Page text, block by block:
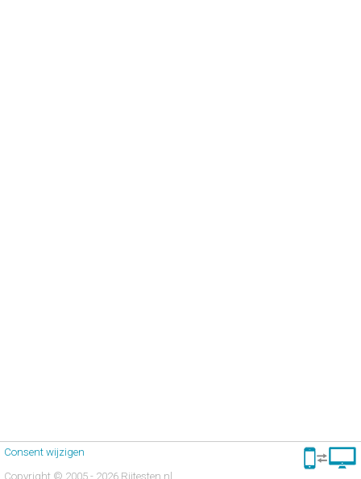
Consent wijzigen
Copyright © 2005 - 2026 Rijtesten.nl